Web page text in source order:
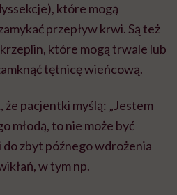
które mogą
przepływ krwi. Są też
które mogą trwale lub
tętnicę wieńcową.
pacjentki myślą: „Jestem
młodą, to nie może być
do zbyt późnego wdrożenia
w tym np.